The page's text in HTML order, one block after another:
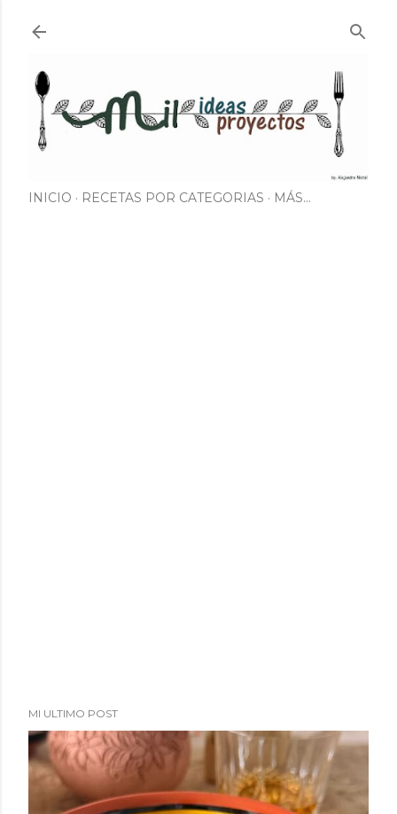
INICIO RECETAS POR CATEGORIAS MÁS…
MI ULTIMO POST